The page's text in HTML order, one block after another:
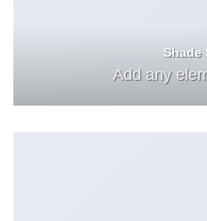
Shade
Add any